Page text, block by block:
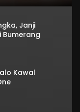
Janji
Bumerang
Kawal